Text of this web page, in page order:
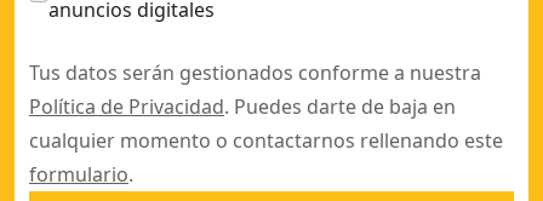
anuncios digitales
Tus datos serán gestionados conforme a nuestra
Política de Privacidad. Puedes darte de baja en
cualquier momento o contactarnos rellenando este
formulario.